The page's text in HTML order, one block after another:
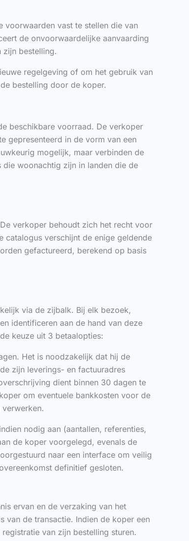
voorwaarden vast te stellen die van
de onvoorwaardelijke aanvaarding
zijn bestelling.
regelgeving of om het gebruik van
bestelling door de koper.
beschikbare voorraad. De verkoper
gepresenteerd in de vorm van een
mogelijk, maar verbinden de
woonachtig zijn in landen die de
verkoper behoudt zich het recht voor
verschijnt de enige geldende
gefactureerd, berekend op basis
via de zijbalk. Bij elk bezoek,
identificeren aan de hand van deze
keuze uit 3 betaalopties:
Het is noodzakelijk dat hij de
zijn leverings- en factuuradres
dient binnen 30 dagen te
om eventuele bankkosten voor de
nodig aan (aantallen, referenties,
de koper voorgelegd, evenals de
naar een interface om veilig
definitief gesloten.
ervan en de verzaking van het
van de transactie. Indien de koper een
van zijn bestelling sturen.